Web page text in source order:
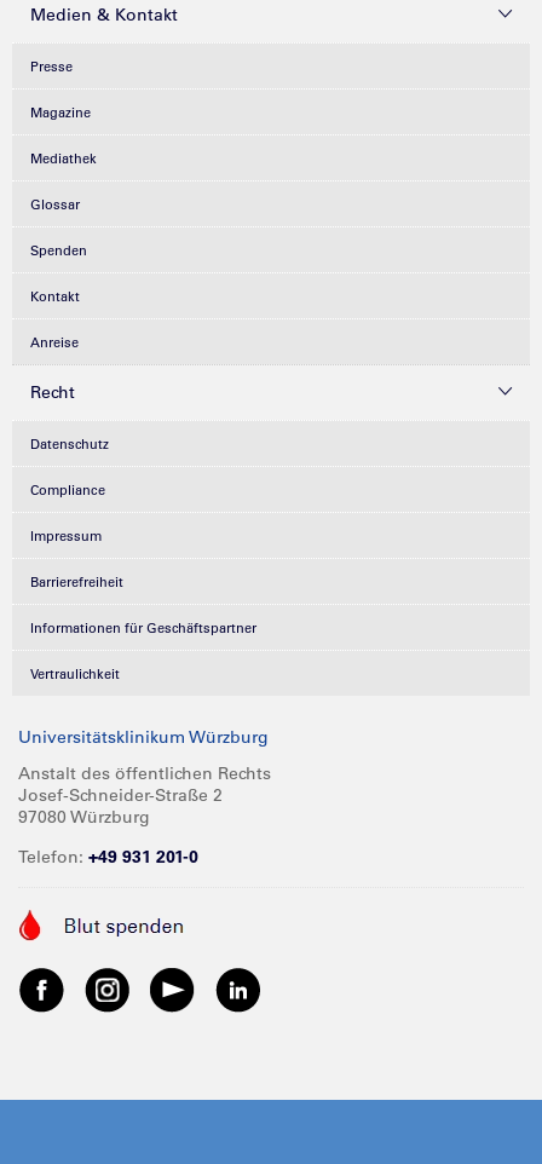
Medien & Kontakt
Presse
Magazine
Mediathek
Glossar
Spenden
Kontakt
Anreise
Recht
Datenschutz
Compliance
Impressum
Barrierefreiheit
Informationen für Geschäftspartner
Vertraulichkeit
Universitätsklinikum Würzburg
Anstalt des öffentlichen Rechts
Josef-Schneider-Straße 2
97080 Würzburg
Telefon: +49 931 201-0